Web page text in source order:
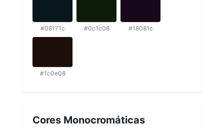
#08171c #0c1c08 #18081c
#1c0e08
Cores Monocromáticas